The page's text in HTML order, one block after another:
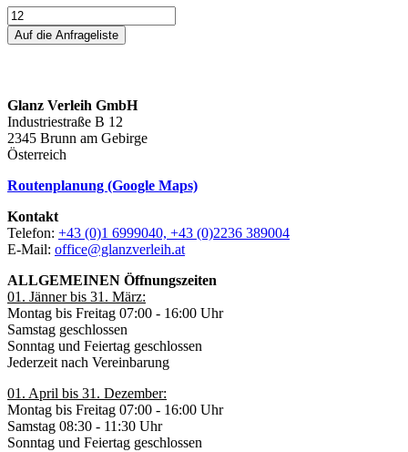
Auf die Anfrageliste
Glanz Verleih GmbH
Industriestraße B 12
2345 Brunn am Gebirge
Österreich
Routenplanung (Google Maps)
Kontakt
Telefon: +43 (0)1 6999040, +43 (0)2236 389004
E-Mail: office@glanzverleih.at
ALLGEMEINEN Öffnungszeiten
01. Jänner bis 31. März:
Montag bis Freitag 07:00 - 16:00 Uhr
Samstag geschlossen
Sonntag und Feiertag geschlossen
Jederzeit nach Vereinbarung
01. April bis 31. Dezember:
Montag bis Freitag 07:00 - 16:00 Uhr
Samstag 08:30 - 11:30 Uhr
Sonntag und Feiertag geschlossen